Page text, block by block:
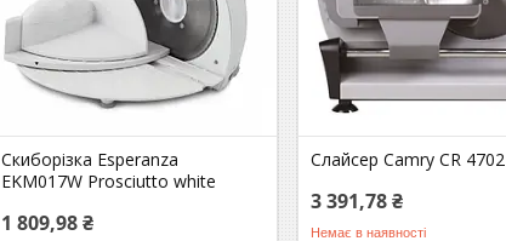
Скиборізка Esperanza
EKM017W Prosciutto white
1 809,98 ₴
Слайсер Camry CR 4702
3 391,78 ₴
Немає в наявності